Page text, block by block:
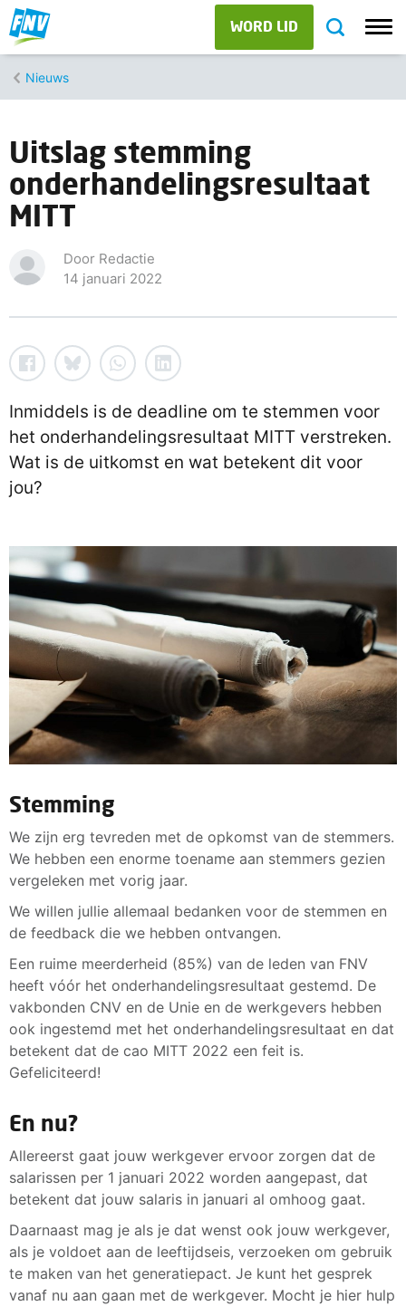
WORD LID
Nieuws
Uitslag stemming
onderhandelingsresultaat
MITT
Door Redactie
14 januari 2022
Inmiddels is de deadline om te stemmen voor
het onderhandelingsresultaat MITT verstreken.
Wat is de uitkomst en wat betekent dit voor
jou?
Stemming
We zijn erg tevreden met de opkomst van de stemmers.
We hebben een enorme toename aan stemmers gezien
vergeleken met vorig jaar.
We willen jullie allemaal bedanken voor de stemmen en
de feedback die we hebben ontvangen.
Een ruime meerderheid (85%) van de leden van FNV
heeft vóór het onderhandelingsresultaat gestemd. De
vakbonden CNV en de Unie en de werkgevers hebben
ook ingestemd met het onderhandelingsresultaat en dat
betekent dat de cao MITT 2022 een feit is.
Gefeliciteerd!
En nu?
Allereerst gaat jouw werkgever ervoor zorgen dat de
salarissen per 1 januari 2022 worden aangepast, dat
betekent dat jouw salaris in januari al omhoog gaat.
Daarnaast mag je als je dat wenst ook jouw werkgever,
als je voldoet aan de leeftijdseis, verzoeken om gebruik
te maken van het generatiepact. Je kunt het gesprek
vanaf nu aan gaan met de werkgever. Mocht je hier hulp